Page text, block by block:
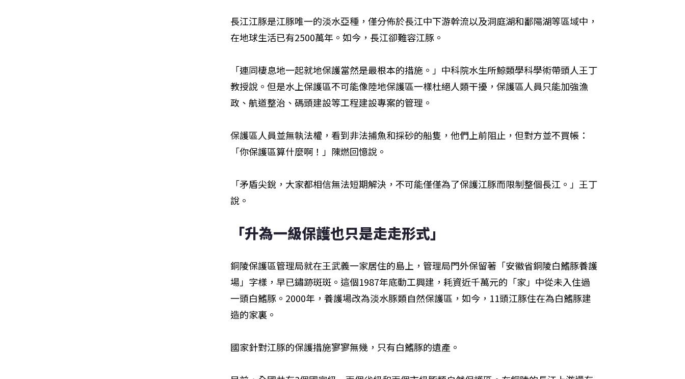
長江江豚是江豚唯一的淡水亞種，僅分佈於長江中下游幹流以及洞庭湖和鄱陽湖等區域中，
在地球生活已有2500萬年。如今，長江卻難容江豚。
「連同棲息地一起就地保護當然是最根本的措施。」中科院水生所鯨類學科學術帶頭人王丁
教授說。但是水上保護區不可能像陸地保護區一樣杜絕人類干擾，保護區人員只能加強漁
政、航道整治、碼頭建設等工程建設專案的管理。
保護區人員並無執法權，看到非法捕魚和採砂的船隻，他們上前阻止，但對方並不買帳：
「你保護區算什麼啊！」陳燃回憶說。
「矛盾尖銳，大家都相信無法短期解決，不可能僅僅為了保護江豚而限制整個長江。」王丁
說。
「升為一級保護也只是走走形式」
銅陵保護區管理局就在王武義一家居住的島上，管理局門外保留著「安徽省銅陵白鰭豚養護
場」字樣，早已鏽跡斑斑。這個1987年底動工興建，耗資近千萬元的「家」中從未入住過
一頭白鰭豚。2000年，養護場改為淡水豚類自然保護區，如今，11頭江豚住在為白鰭豚建
造的家裏。
國家針對江豚的保護措施寥寥無幾，只有白鰭豚的遺產。